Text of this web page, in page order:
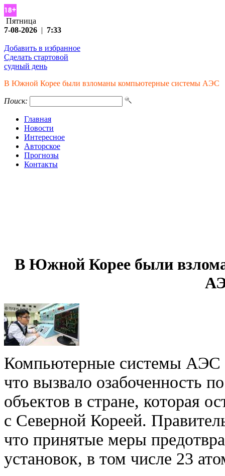
Пятница
7-08-2026 | 7:33
Добавить в избранное
Сделать стартовой
судный день
В Южной Корее были взломаны компьютерные системы АЭС
Поиск:
Главная
Новости
Интересное
Авторское
Прогнозы
Контакты
В Южной Корее были
Компьютерные системы
что вызвало озабоченность
объектов в стране, которая
с Северной Кореей.
что принятые меры
установок, в том числе 23